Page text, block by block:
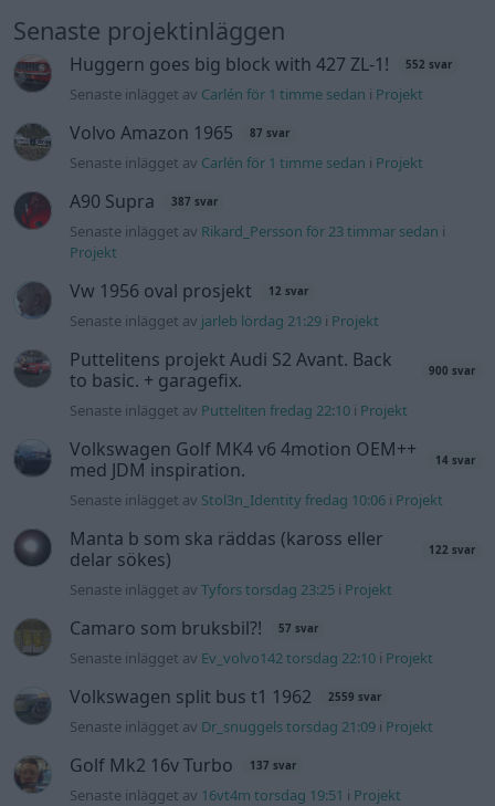
Senaste projektinläggen
Huggern goes big block with 427 ZL-1! 552 svar
Senaste inlägget av Carlén för 1 timme sedan i Projekt
Volvo Amazon 1965 87 svar
Senaste inlägget av Carlén för 1 timme sedan i Projekt
A90 Supra 387 svar
Senaste inlägget av Rikard_Persson för 23 timmar sedan i
Projekt
Vw 1956 oval prosjekt 12 svar
Senaste inlägget av jarleb lördag 21:29 i Projekt
Puttelitens projekt Audi S2 Avant. Back
to basic. + garagefix.
900 svar
Senaste inlägget av Putteliten fredag 22:10 i Projekt
Volkswagen Golf MK4 v6 4motion OEM++
med JDM inspiration.
14 svar
Senaste inlägget av Stol3n_Identity fredag 10:06 i Projekt
Manta b som ska räddas (kaross eller
delar sökes)
122 svar
Senaste inlägget avTyfors torsdag 23:25 i Projekt
Camaro som bruksbil?! 57 svar
Senaste inlägget av Ev_volvo142 torsdag 22:10 i Projekt
Volkswagen split bus t1 1962 2559 svar
Senaste inlägget av Dr_snuggels torsdag 21:09 i Projekt
Golf Mk2 16v Turbo 137 svar
Senaste inlägget av 16vt4m torsdag 19:51 i Projekt